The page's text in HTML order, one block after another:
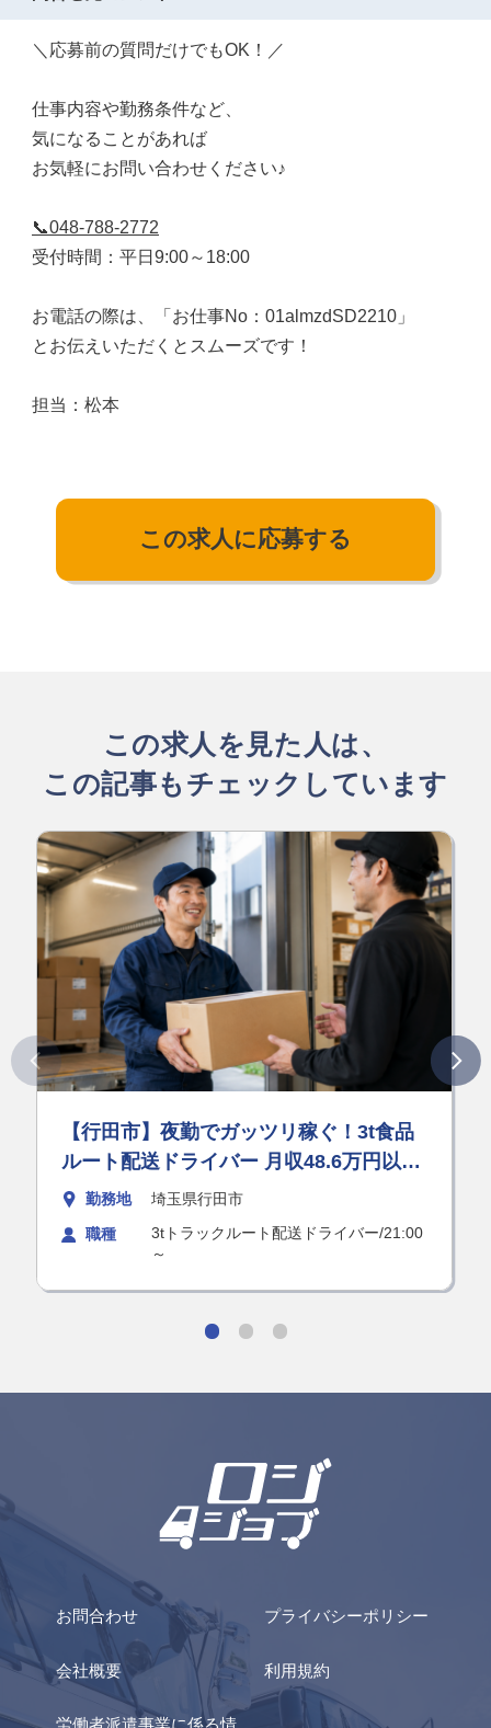
＼応募前の質問だけでもOK！／
仕事内容や勤務条件など、
気になることがあれば
お気軽にお問い合わせください♪
📞048-788-2772
受付時間：平日9:00～18:00
お電話の際は、「お仕事No：01almzdSD2210」
とお伝えいただくとスムーズです！
担当：松本
この求人に応募する
この求人を見た人は、
この記事もチェックしています
【行田市】夜勤でガッツリ稼ぐ！3t食品
ルート配送ドライバー 月収48.6万円以上
可能！
勤務地 埼玉県行田市
職種
3tトラックルート配送ドライバー/21:00
～
会社概要
プライバシーポリシー
利用規約
お問合わせ